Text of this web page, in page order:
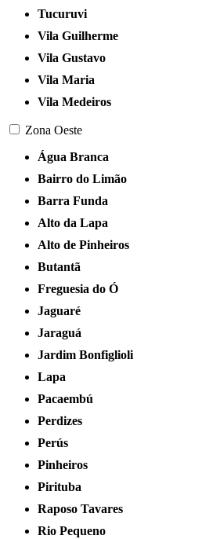
Tucuruvi
Vila Guilherme
Vila Gustavo
Vila Maria
Vila Medeiros
Zona Oeste
Água Branca
Bairro do Limão
Barra Funda
Alto da Lapa
Alto de Pinheiros
Butantã
Freguesia do Ó
Jaguaré
Jaraguá
Jardim Bonfiglioli
Lapa
Pacaembú
Perdizes
Perús
Pinheiros
Pirituba
Raposo Tavares
Rio Pequeno